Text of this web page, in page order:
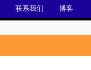
联系我们 博客